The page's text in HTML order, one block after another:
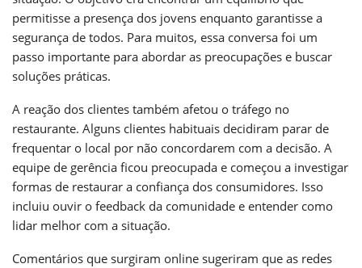
permitisse a presença dos jovens enquanto garantisse a
segurança de todos. Para muitos, essa conversa foi um
passo importante para abordar as preocupações e buscar
soluções práticas.
A reação dos clientes também afetou o tráfego no
restaurante. Alguns clientes habituais decidiram parar de
frequentar o local por não concordarem com a decisão. A
equipe de gerência ficou preocupada e começou a investigar
formas de restaurar a confiança dos consumidores. Isso
incluiu ouvir o feedback da comunidade e entender como
lidar melhor com a situação.
Comentários que surgiram online sugeriram que as redes